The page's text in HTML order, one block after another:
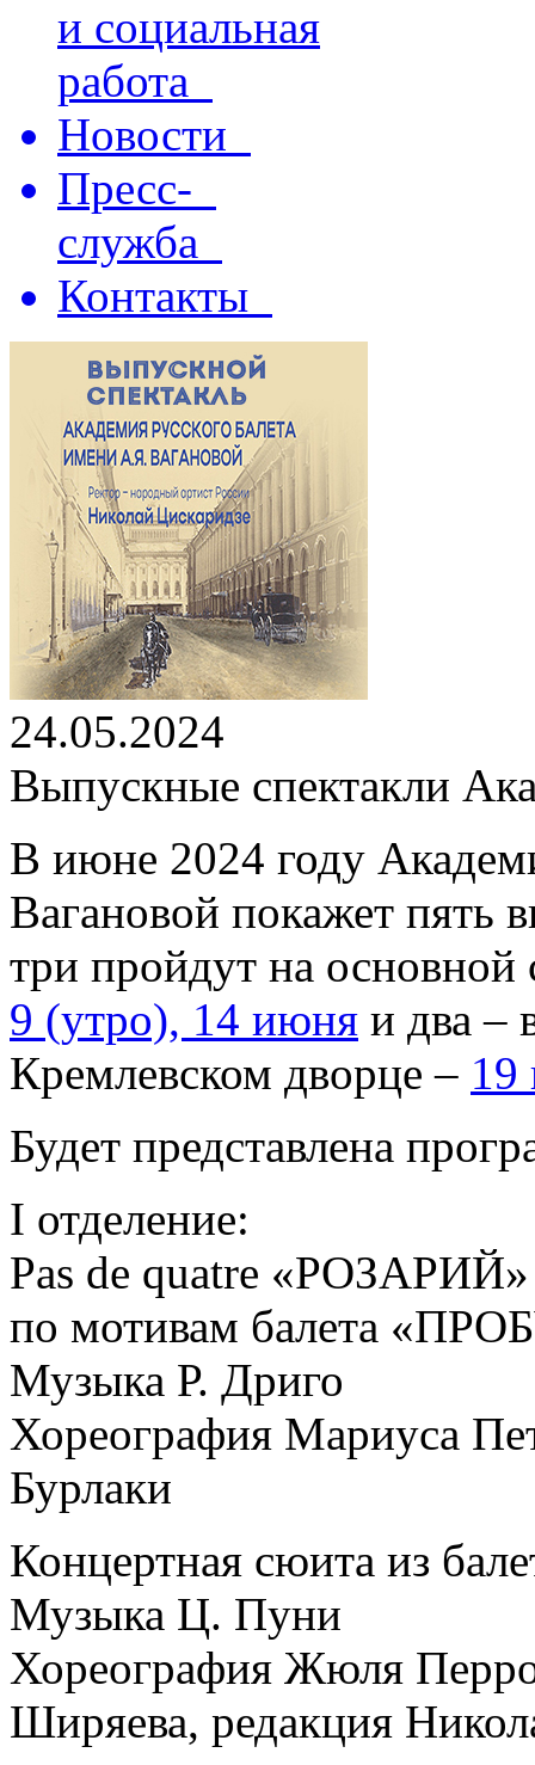
и социальная
работа
Новости
Пресс-
служба
Контакты
24.05.2024
Выпускные спектакли
В июне 2024 году
Вагановой покажет пять
три пройдут на
9 (утро), 14 июня и два –
Кремлевском дворце – 19
Будет представлена
I отделение:
Pas de quatre «РОЗАРИЙ»
по мотивам балета
Музыка Р. Дриго
Хореография Мариуса
Бурлаки
Концертная сюита из
Музыка Ц. Пуни
Хореография Жюля
Ширяева, редакция